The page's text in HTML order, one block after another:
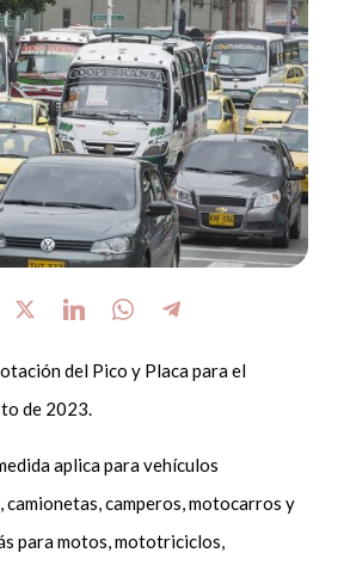
del Pico y Placa para el
de 2023.
aplica para vehículos
camperos, motocarros y
para motos, mototriciclos,